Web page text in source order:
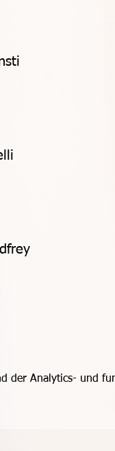
der Analytics- und